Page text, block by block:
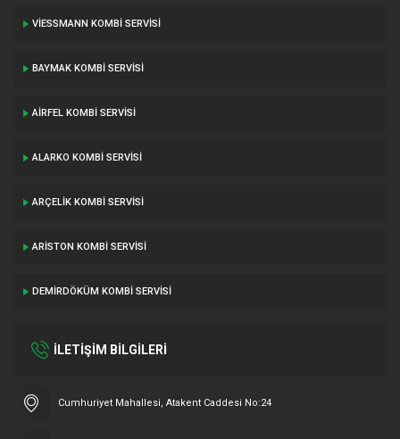
VIESSMANN KOMBI SERVISI
BAYMAK KOMBI SERVISI
AIRFEL KOMBI SERVISI
ALARKO KOMBI SERVISI
ARÇELIK KOMBI SERVISI
ARISTON KOMBI SERVISI
DEMIRDÖKÜM KOMBI SERVISI
İLETİŞİM BİLGİLERİ
Cumhuriyet Mahallesi, Atakent Caddesi No:24